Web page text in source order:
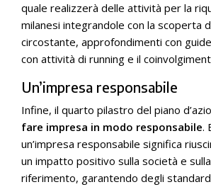
quale realizzerà delle attività per la
milanesi integrandole con la scoperta
circostante, approfondimenti con
con attività di running e il
Un’impresa responsabile
Infine, il quarto pilastro del piano
fare impresa in modo responsabile.
un’impresa responsabile significa
un impatto positivo sulla società e
riferimento, garantendo degli